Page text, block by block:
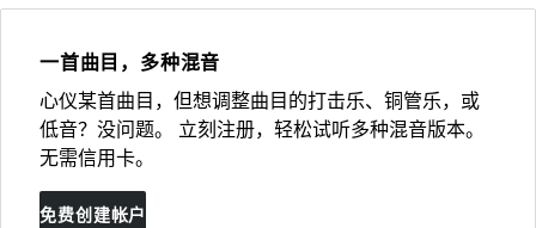
一首曲目，多种混音
心仪某首曲目，但想调整曲目的打击乐、铜管乐，或
低音？没问题。 立刻注册，轻松试听多种混音版本。
无需信用卡。
免费创建帐户